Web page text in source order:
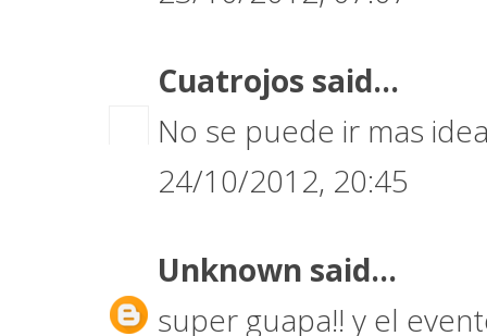
Cuatrojos said...
No se puede ir mas
24/10/2012, 20:45
Unknown said...
super guapa!! y el